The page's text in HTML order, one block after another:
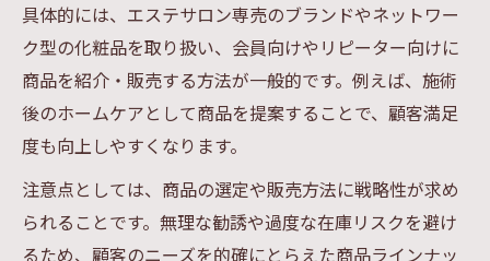
具体的には、エステサロン専売のブランドやネットワー
ク型の化粧品を取り扱い、会員向けやリピーター向けに
商品を紹介・販売する方法が一般的です。例えば、施術
後のホームケアとして商品を提案することで、顧客満足
度も向上しやすくなります。
注意点としては、商品の選定や販売方法に戦略性が求め
られることです。無理な勧誘や過度な在庫リスクを避け
るため、顧客のニーズを的確にとらえた商品ラインナッ